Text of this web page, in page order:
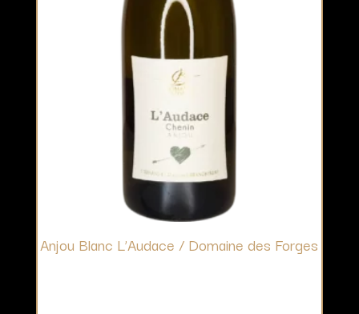
Anjou Blanc L’Audace / Domaine des Forges